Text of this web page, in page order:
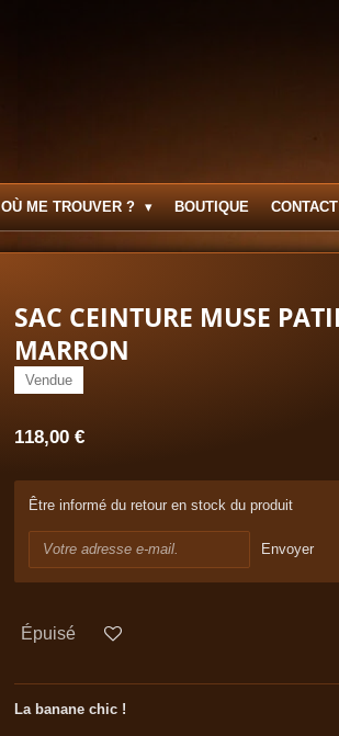
OÙ ME TROUVER ? BOUTIQUE CONTACT
SAC CEINTURE MUSE
MARRON
Vendue
118,00 €
Être informé du retour en stock du produit
Envoyer
Épuisé
La banane chic !